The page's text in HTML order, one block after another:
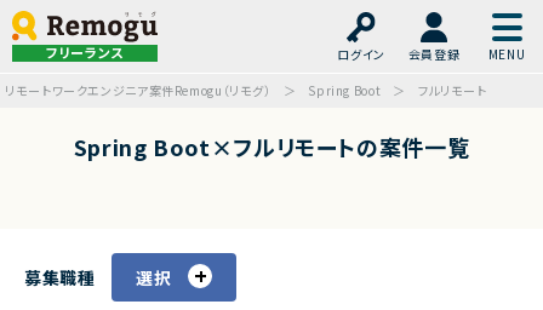
フリーランス ログイン
会員登録
リモートワークエンジニア案件Remogu（リモグ）
Spring Boot フルリモート
Spring Boot×フルリモートの案件一覧
募集職種 選択